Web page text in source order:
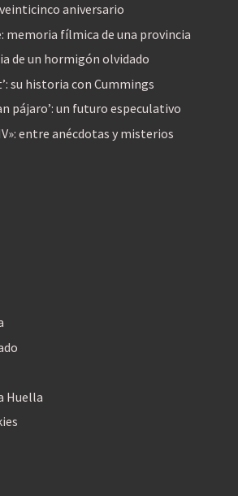
veinticinco aniversario
memoria fílmica de una provincia
de un hormigón olvidado
su historia con Cummings
pájaro’: un futuro especulativo
entre anécdotas y misterios
Huella